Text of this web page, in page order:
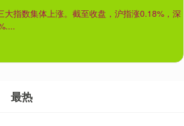
大指数集体上涨。截至收盘，沪指涨0.18%，深
最热